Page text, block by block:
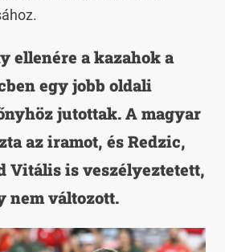
ellenére a kazahok a
egy jobb oldali
jutottak. A magyar
az iramot, és Redzic,
Vitális is veszélyeztetett,
nem változott.